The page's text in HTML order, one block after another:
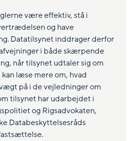
være effektiv, stå i
og have
Datatilsynet inddrager derfor
i både skærpende
når tilsynet udtaler sig om
læse mere om, hvad
på i de vejledninger om
tilsynet har udarbejdet i
og Rigsadvokaten,
Databeskyttelsesråds